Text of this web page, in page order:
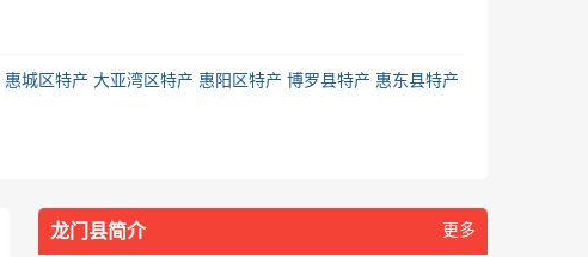
惠城区特产 大亚湾区特产 惠阳区特产 博罗县特产 惠东县特产
龙门县简介 更多